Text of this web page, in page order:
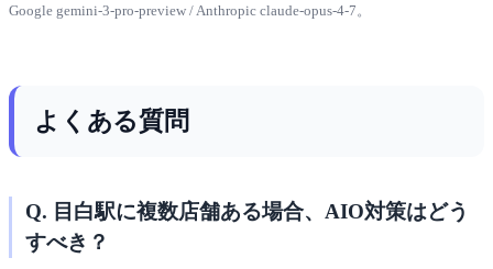
Google gemini-3-pro-preview / Anthropic claude-opus-4-7。
よくある質問
Q. 目白駅に複数店舗ある場合、AIO対策はどう
すべき？